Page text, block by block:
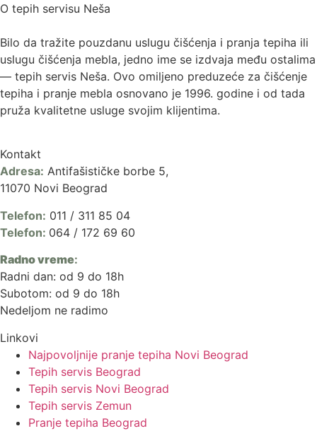
O tepih servisu Neša
Bilo da tražite pouzdanu uslugu čišćenja i pranja tepiha ili
uslugu čišćenja mebla, jedno ime se izdvaja među ostalima
— tepih servis Neša. Ovo omiljeno preduzeće za čišćenje
tepiha i pranje mebla osnovano je 1996. godine i od tada
pruža kvalitetne usluge svojim klijentima.
Kontakt
Adresa: Antifašističke borbe 5,
11070 Novi Beograd
Telefon: 011 / 311 85 04
Telefon: 064 / 172 69 60
Radno vreme:
Radni dan: od 9 do 18h
Subotom: od 9 do 18h
Nedeljom ne radimo
Linkovi
Najpovoljnije pranje tepiha Novi Beograd
Tepih servis Beograd
Tepih servis Novi Beograd
Tepih servis Zemun
Pranje tepiha Beograd